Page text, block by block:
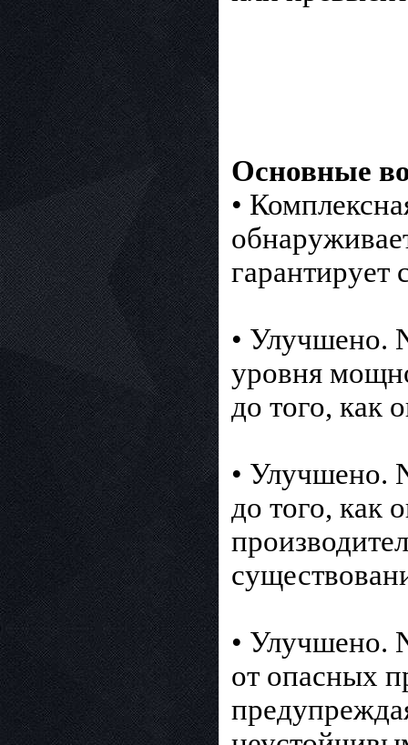
Основные
•
• Улучшено.
уровня
до того, как
• Улучшено.
до того, как
• Улучшено.
от опасных